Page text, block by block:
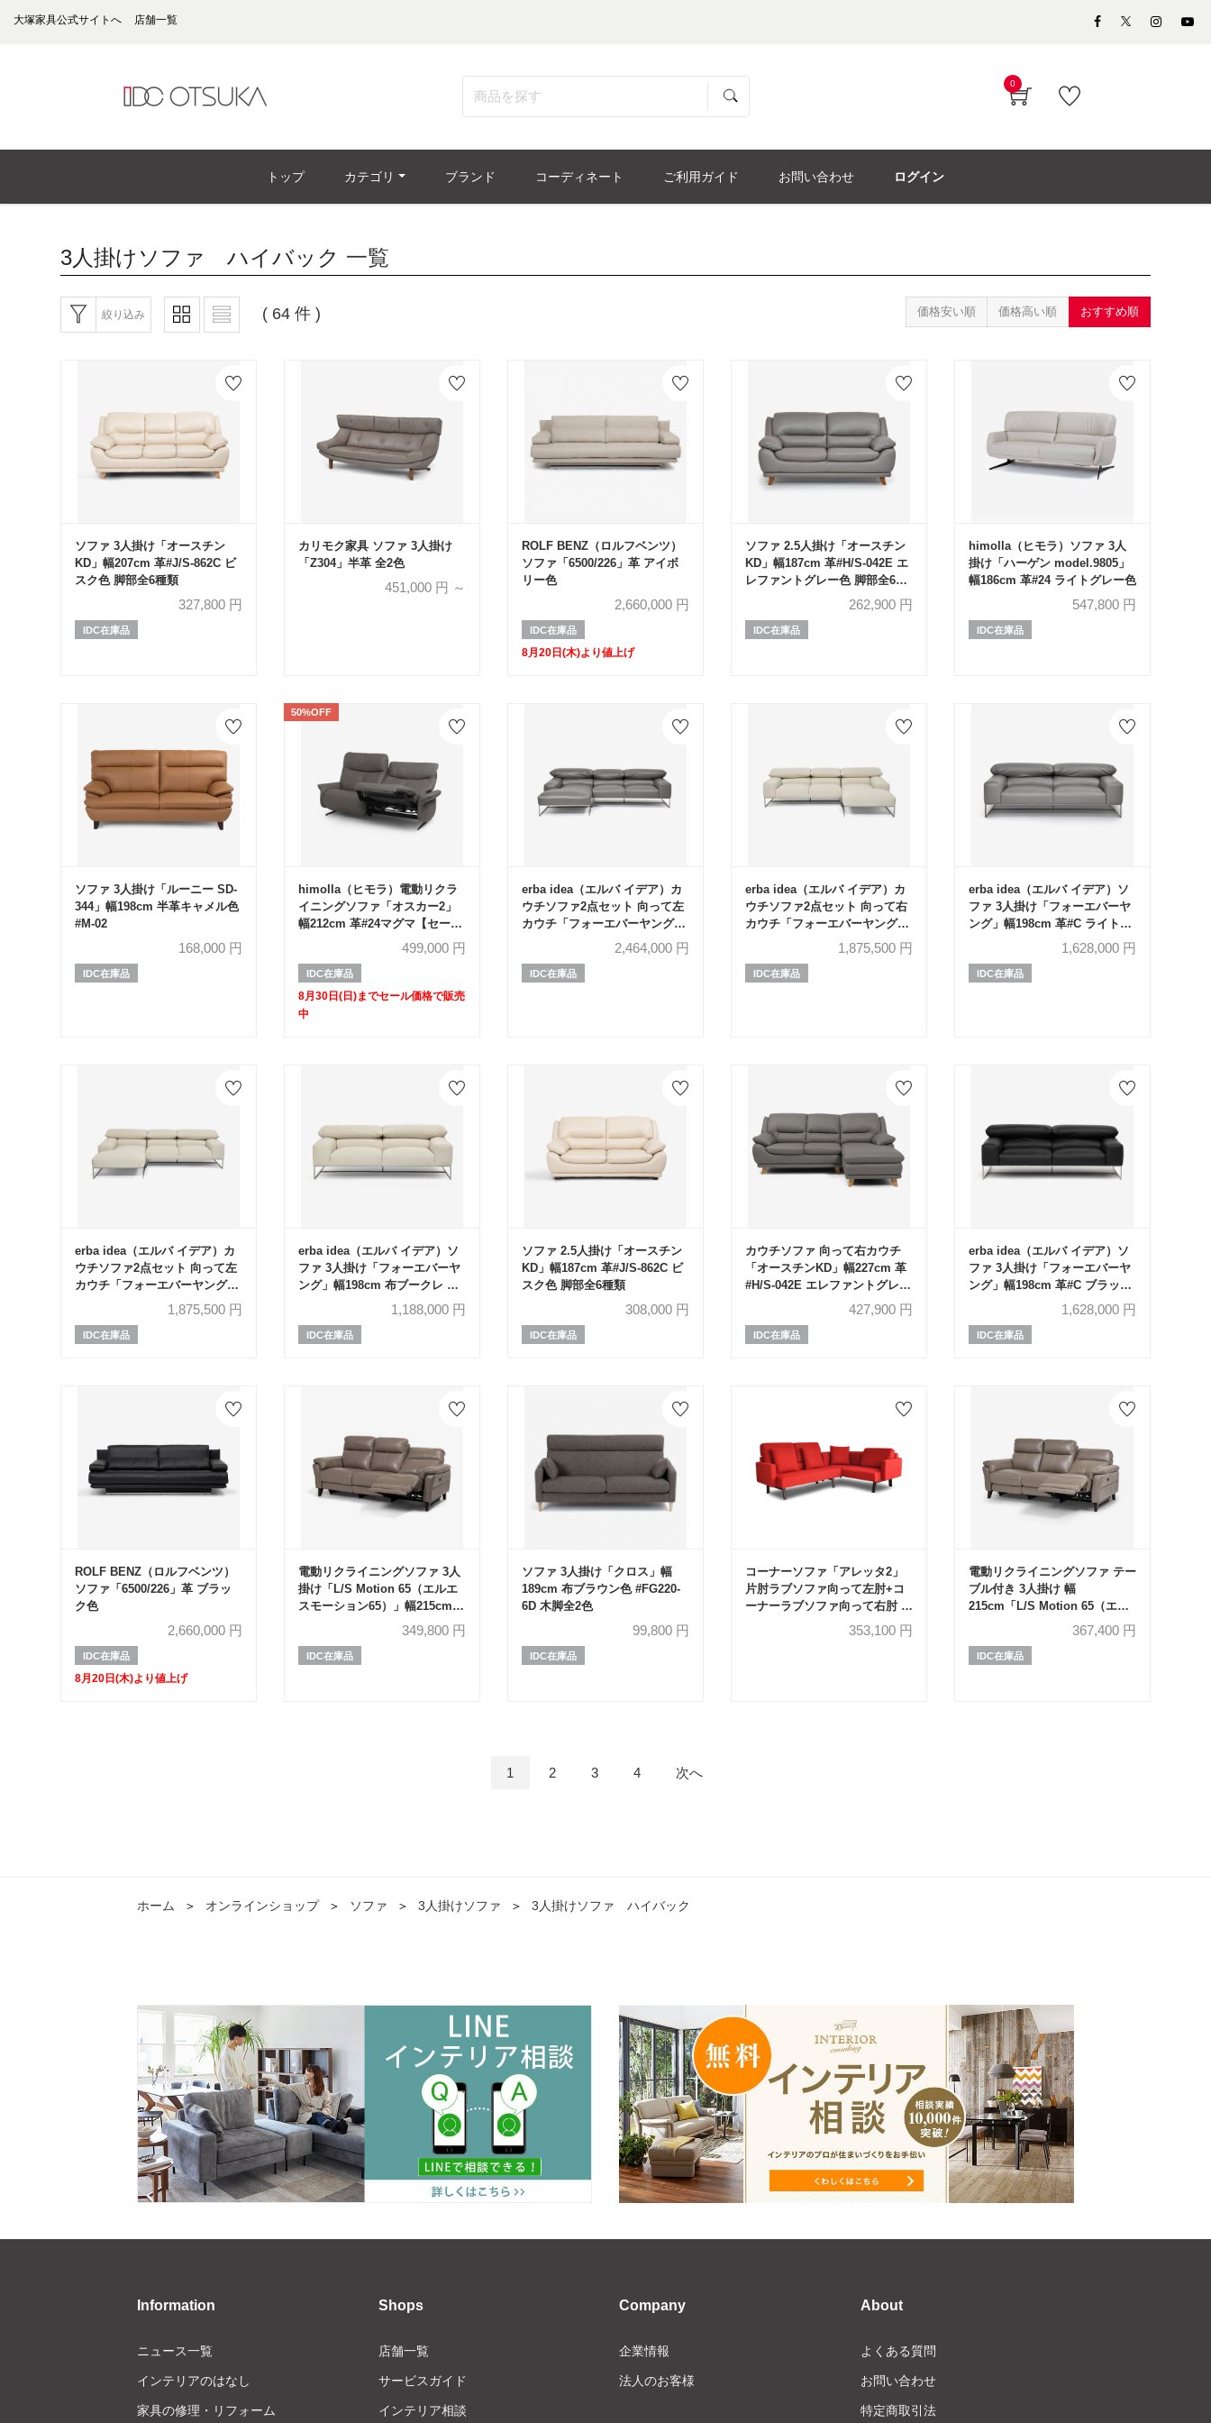
大塚家具公式サイトへ 店舗一覧
0
トップ カテゴリ ブランド コーディネート ご利用ガイド お問い合わせ ログイン
3人掛けソファ ハイバック 一覧
絞り込み ( 64 件 ) 価格安い順 価格高い順 おすすめ順
ソファ 3人掛け「オースチン
KD」幅207cm 革#J/S-862C ビ
スク色 脚部全6種類
327,800円
IDC在庫品
カリモク家具 ソファ 3人掛け
「Z304」半革 全2色
451,000円 ～
ROLF BENZ（ロルフベンツ）
ソファ「6500/226」革 アイボ
リー色
2,660,000 円
IDC在庫品
8月20日(木)より値上げ
ソファ 2.5人掛け「オースチン
KD」幅187cm 革#H/S-042E エ
レファントグレー色 脚部全6種
262,900 円
IDC在庫品
himolla（ヒモラ）ソファ 3人
掛け「ハーゲン model.9805」
幅186cm 革#24 ライトグレー色
547,800 円
IDC在庫品
ソファ 3人掛け「ルーニー SD-
344」幅198cm 半革キャメル色
#M-02
168,000円
IDC在庫品
50%OFF
himolla（ヒモラ）電動リクラ
イニングソファ「オスカー2」
幅212cm 革#24マグマ【セール
対象品のため50%OFF】499,000円
IDC在庫品
8月30日(日)までセール価格で販売
中
erba idea（エルバ イデア）カ
ウチソファ2点セット 向って左
カウチ「フォーエバーヤング」
幅250cm 革#C ライトグレー色
2,464,000 円
IDC在庫品
erba idea（エルバ イデア）カ
ウチソファ2点セット 向って右
カウチ「フォーエバーヤング」
幅250cm 布#SUPER ブークレ
1,875,500 円
IDC在庫品
erba idea（エルバ イデア）ソ
ファ 3人掛け「フォーエバーヤ
ング」幅198cm 革#C ライトグ
1,628,000 円
IDC在庫品
erba idea（エルバ イデア）カ
ウチソファ2点セット 向って左
カウチ「フォーエバーヤング」
幅250cm 布#SUPER ブークレ
1,875,500円
IDC在庫品
erba idea（エルバ イデア）ソ
ファ 3人掛け「フォーエバーヤ
ング」幅198cm 布ブークレ ベ
1,188,000円
IDC在庫品
ソファ 2.5人掛け「オースチン
KD」幅187cm 革#J/S-862C ビ
スク色 脚部全6種類
308,000 円
IDC在庫品
カウチソファ 向って右カウチ
「オースチンKD」幅227cm 革
#H/S-042E エレファントグレー
427,900 円
IDC在庫品
erba idea（エルバ イデア）ソ
ファ 3人掛け「フォーエバーヤ
ング」幅198cm 革#C ブラック
1,628,000 円
IDC在庫品
ROLF BENZ（ロルフベンツ）
ソファ「6500/226」革 ブラッ
ク色
2,660,000円
IDC在庫品
8月20日(木)より値上げ
電動リクライニングソファ 3人
掛け「L/S Motion 65（エルエ
スモーション65）」幅215cm
革#J/S-232E グラナイト色
349,800円
IDC在庫品
ソファ 3人掛け「クロス」幅
189cm 布ブラウン色 #FG220-
6D 木脚全2色
99,800 円
IDC在庫品
コーナーソファ「アレッタ2」
片肘ラブソファ向って左肘+コ
ーナーラブソファ向って右肘 カ
バーリング仕様 布#eu-2/J228
レッド色 脚部ダークブラウン色
353,100 円
電動リクライニングソファ テー
ブル付き 3人掛け 幅
215cm「L/S Motion 65（エル
エスモーション65）」革#J/S-
367,400 円
IDC在庫品
1 2 3 4 次へ
ホーム ＞ オンラインショップ ＞ ソファ ＞ 3人掛けソファ ＞ 3人掛けソファ ハイバック
Information
ニュース一覧
インテリアのはなし
家具の修理・リフォーム
Shops
店舗一覧
サービスガイド
インテリア相談
Company
企業情報
法人のお客様
About
よくある質問
お問い合わせ
特定商取引法